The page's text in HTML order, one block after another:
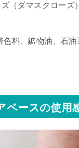
（ダマスクローズ
料、鉱物油、石
ベースの使用